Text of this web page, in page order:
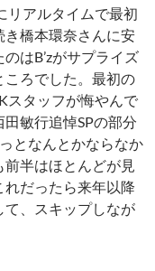
リアルタイムで最初
橋本環奈さんに安
はB’zがサプライズ
ろでした。最初の
スタッフが悔やんで
敏行追悼SPの部分
となんとかならなか
半はほとんどが見
だったら来年以降
、スキップしなが